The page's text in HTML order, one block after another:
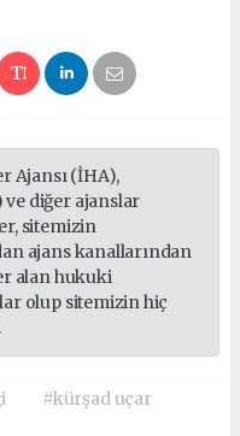
Ajansı (İHA),
diğer ajanslar
sitemizin
ajans kanallarından
alan hukuki
olup sitemizin hiç
#kürşad uçar